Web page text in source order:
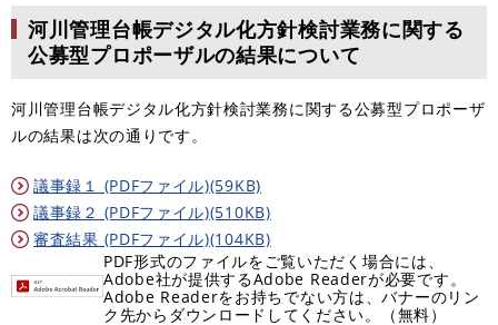
河川管理台帳デジタル化方針検討業務に関する
公募型プロポーザルの結果について
河川管理台帳デジタル化方針検討業務に関する公募型プロポーザ
ルの結果は次の通りです。
議事録１ (PDFファイル)(59KB)
議事録２ (PDFファイル)(510KB)
審査結果 (PDFファイル)(104KB)
PDF形式のファイルをご覧いただく場合には、
Adobe社が提供するAdobe Readerが必要です。
Adobe Readerをお持ちでない方は、バナーのリン
ク先からダウンロードしてください。（無料）